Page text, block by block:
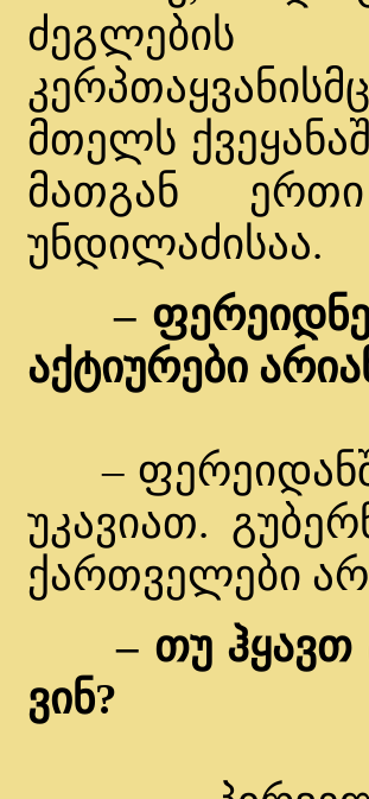
მთელს
მათგან
უნდილაძისაა.
–
აქტიურები
–
უკავიათ.
ქართველები
– თუ
ვინ?